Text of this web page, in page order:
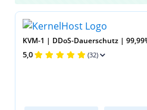
KVM-1 | DDoS-Dauerschutz |
5,0 (32)